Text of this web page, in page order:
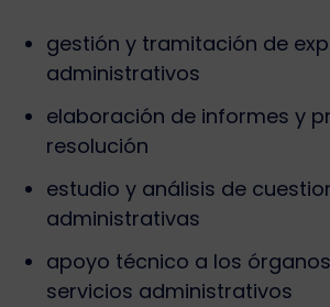
gestión y tramitación de
administrativos
elaboración de informes y
resolución
estudio y análisis de
administrativas
apoyo técnico a los
servicios administrativos